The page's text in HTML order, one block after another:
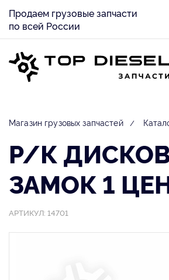
Продаем грузовые запчасти
по всей России
Магазин грузовых запчастей
Р/К
ЗАМОК 1
АРТИКУЛ: 14701